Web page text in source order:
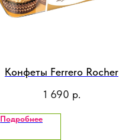
Конфеты Ferrero Rocher
1 690 р.
Подробнее